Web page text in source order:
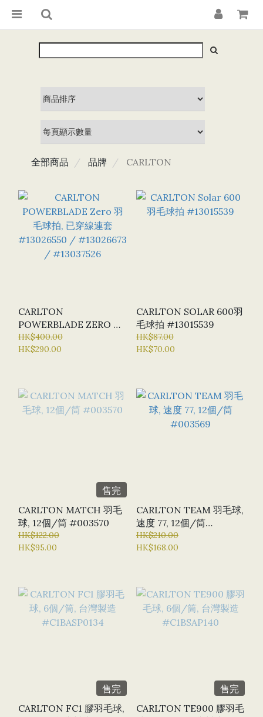
全部商品 品牌 CARLTON
CARLTON
POWERBLADE ZERO 羽
毛球拍, 已穿線連套
#13026550 / #13026673
HK$400.00
HK$290.00
CARLTON SOLAR 600羽
毛球拍 #13015539
HK$87.00
HK$70.00
售完
CARLTON MATCH 羽毛
球, 12個/筒 #003570
HK$122.00
HK$95.00
CARLTON TEAM 羽毛球,
速度 77, 12個/筒
#003569
HK$210.00
HK$168.00
售完
CARLTON FC1 膠羽毛球,
售完
CARLTON TE900 膠羽毛